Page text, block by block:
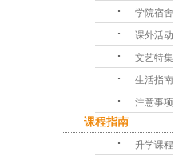
･ 学院宿舍
･ 课外活动
･ 文艺特集
･ 生活指南
･ 注意事项
课程指南
･ 升学课程